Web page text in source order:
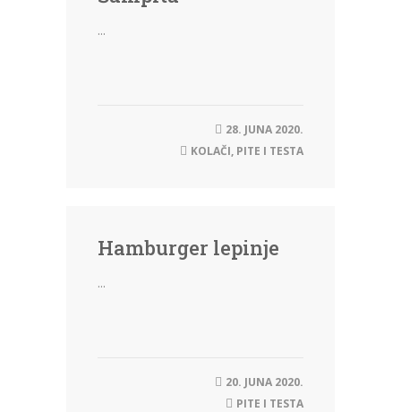
...
28. JUNA 2020.
KOLAČI, PITE I TESTA
Hamburger lepinje
...
20. JUNA 2020.
PITE I TESTA